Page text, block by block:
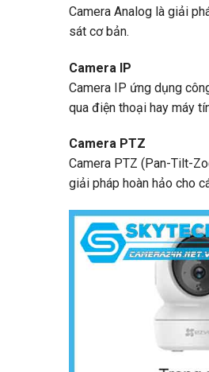
Camera Analog là giải
sát cơ bản.
Camera IP
Camera IP ứng dụng
qua điện thoại hay máy
Camera PTZ
Camera PTZ (Pan-Tilt-
giải pháp hoàn hảo cho